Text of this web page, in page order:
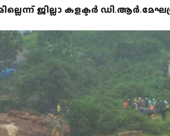
ജില്ലാ കളക്ടര്‍